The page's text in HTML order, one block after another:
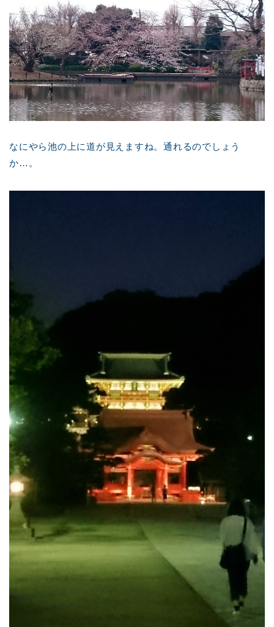
なにやら池の上に道が見えますね。通れるのでしょう
か…。